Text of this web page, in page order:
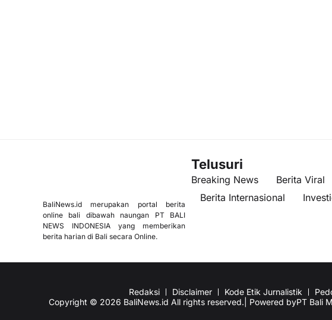
BaliNews.id merupakan portal berita
online bali dibawah naungan PT BALI
NEWS INDONESIA yang memberikan
berita harian di Bali secara Online.
Telusuri
Breaking News Berita Viral
Berita Internasional
Redaksi Disclaimer Kode Etik Jurnalistik
Copyright © 2026 BaliNews.id All rights reserved.| Powered byPT Bali